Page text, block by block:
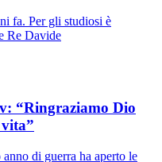
fa. Per gli studiosi è
Re Davide
“Ringraziamo Dio
di guerra ha aperto le